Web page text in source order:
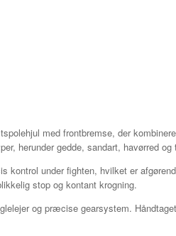
med frontbremse, der
herunder gedde, sandart, havørred og
under fighten, hvilket er
stop og kontant krogning.
og præcise gearsystem.